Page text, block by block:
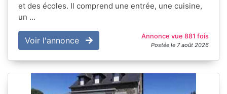
et des écoles. Il comprend une entrée, une cuisine,
un ...
Voir l'annonce Annonce vue 881 fois
Postée le 7 août 2026